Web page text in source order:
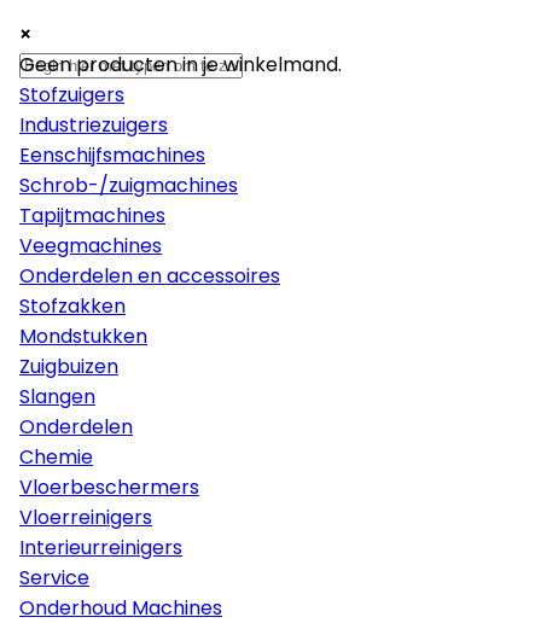
×
Machines
Stofzuigers
Industriezuigers
Eenschijfsmachines
Schrob-/zuigmachines
Tapijtmachines
Veegmachines
Onderdelen en accessoires
Stofzakken
Mondstukken
Zuigbuizen
Slangen
Onderdelen
Chemie
Vloerbeschermers
Vloerreinigers
Interieurreinigers
Service
Onderhoud Machines
×
×
Geen producten in je winkelmand.